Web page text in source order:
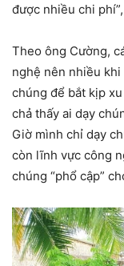
được nhiều chi
Theo ông Cường,
nghệ nên nhiều
chúng để bắt kịp
chả thấy ai dạy
Giờ mình chỉ dạy
còn lĩnh vực công
chúng “phổ cập”